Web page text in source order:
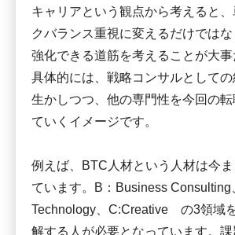
キャリアという観点から考えると
クバランス重視に変えるだけでは
強化できる道筋を考えることが大事
具体的には、戦略コンサルとしての
生かしつつ、他の専門性を今回の
ていくイメージです。
例えば、BTC人材という人材は今
ています。B：Business Consulting
Technology、C:Creative の3領域
解する人が必要となっています。